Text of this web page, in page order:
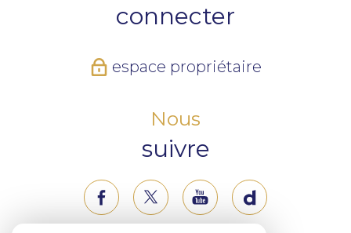
connecter
espace propriétaire
Nous
suivre